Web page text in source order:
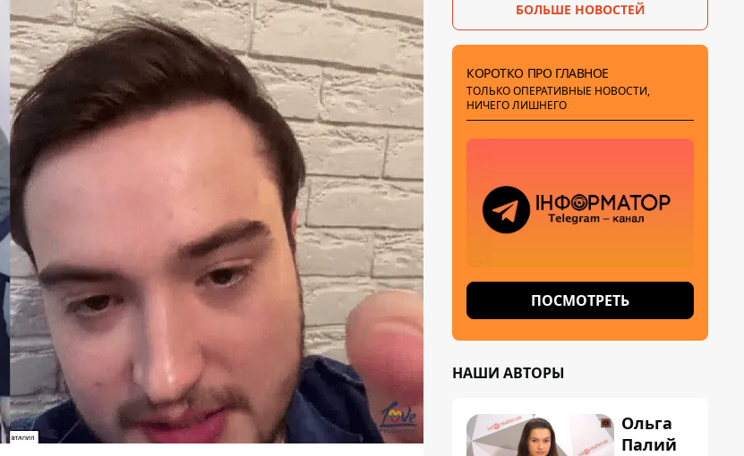
БОЛЬШЕ НОВОСТЕЙ
КОРОТКО ПРО ГЛАВНОЕ
ТОЛЬКО ОПЕРАТИВНЫЕ НОВОСТИ,
НИЧЕГО ЛИШНЕГО
ПОСМОТРЕТЬ
НАШИ АВТОРЫ
Ольга
Палий